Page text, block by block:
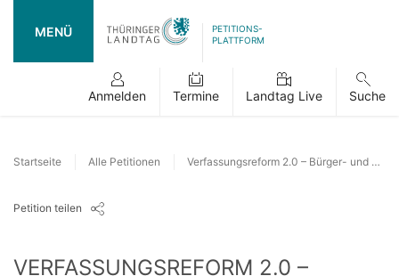
MENÜ
PETITIONS-
PLATTFORM
Anmelden Termine Landtag Live Suche
Startseite Alle Petitionen Verfassungsreform 2.0 – Bürger- und Grundrechte ausbauen, Demokratie schützen
Petition teilen
VERFASSUNGSREFORM 2.0 –